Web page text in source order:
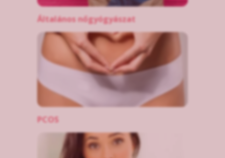
Általános nőgyógyászat
PCOS